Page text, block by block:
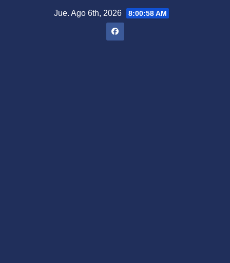
Jue. Ago 6th, 2026 8:00:59 AM